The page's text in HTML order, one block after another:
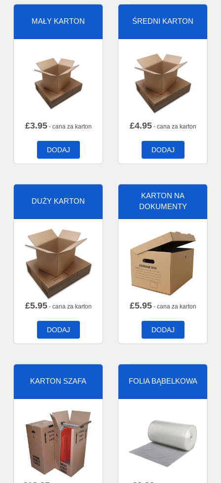
MAŁY KARTON
£3.95- cana za karton
DODAJ
ŚREDNI KARTON
£4.95- cana za karton
DODAJ
DUŻY KARTON
£5.95- cana za karton
DODAJ
KARTON NA
DOKUMENTY
£5.95- cana za karton
DODAJ
KARTON SZAFA FOLIA BĄBELKOWA